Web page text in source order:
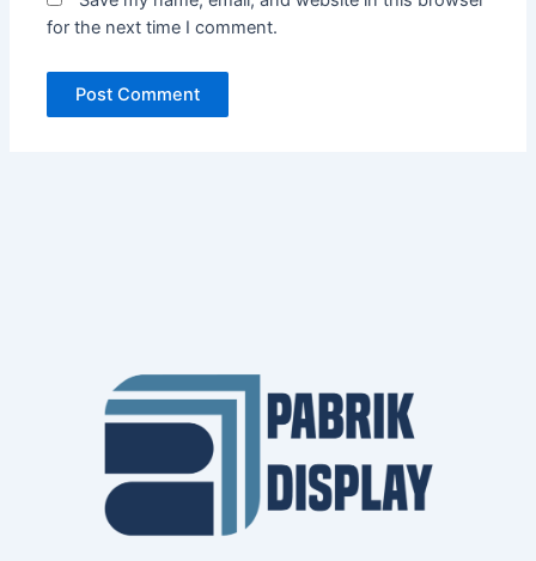
for the next time I comment.